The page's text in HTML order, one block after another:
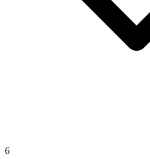
6